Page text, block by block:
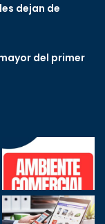
dejan de
del primer